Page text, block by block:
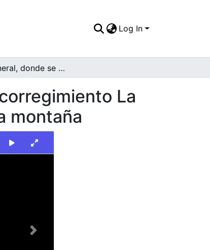
Log In
Plano general, donde se aprecia el cementerio del corregimiento La Paz, La Olga y sus veredas, ubicado este sobre una montaña
La
montaña
Next